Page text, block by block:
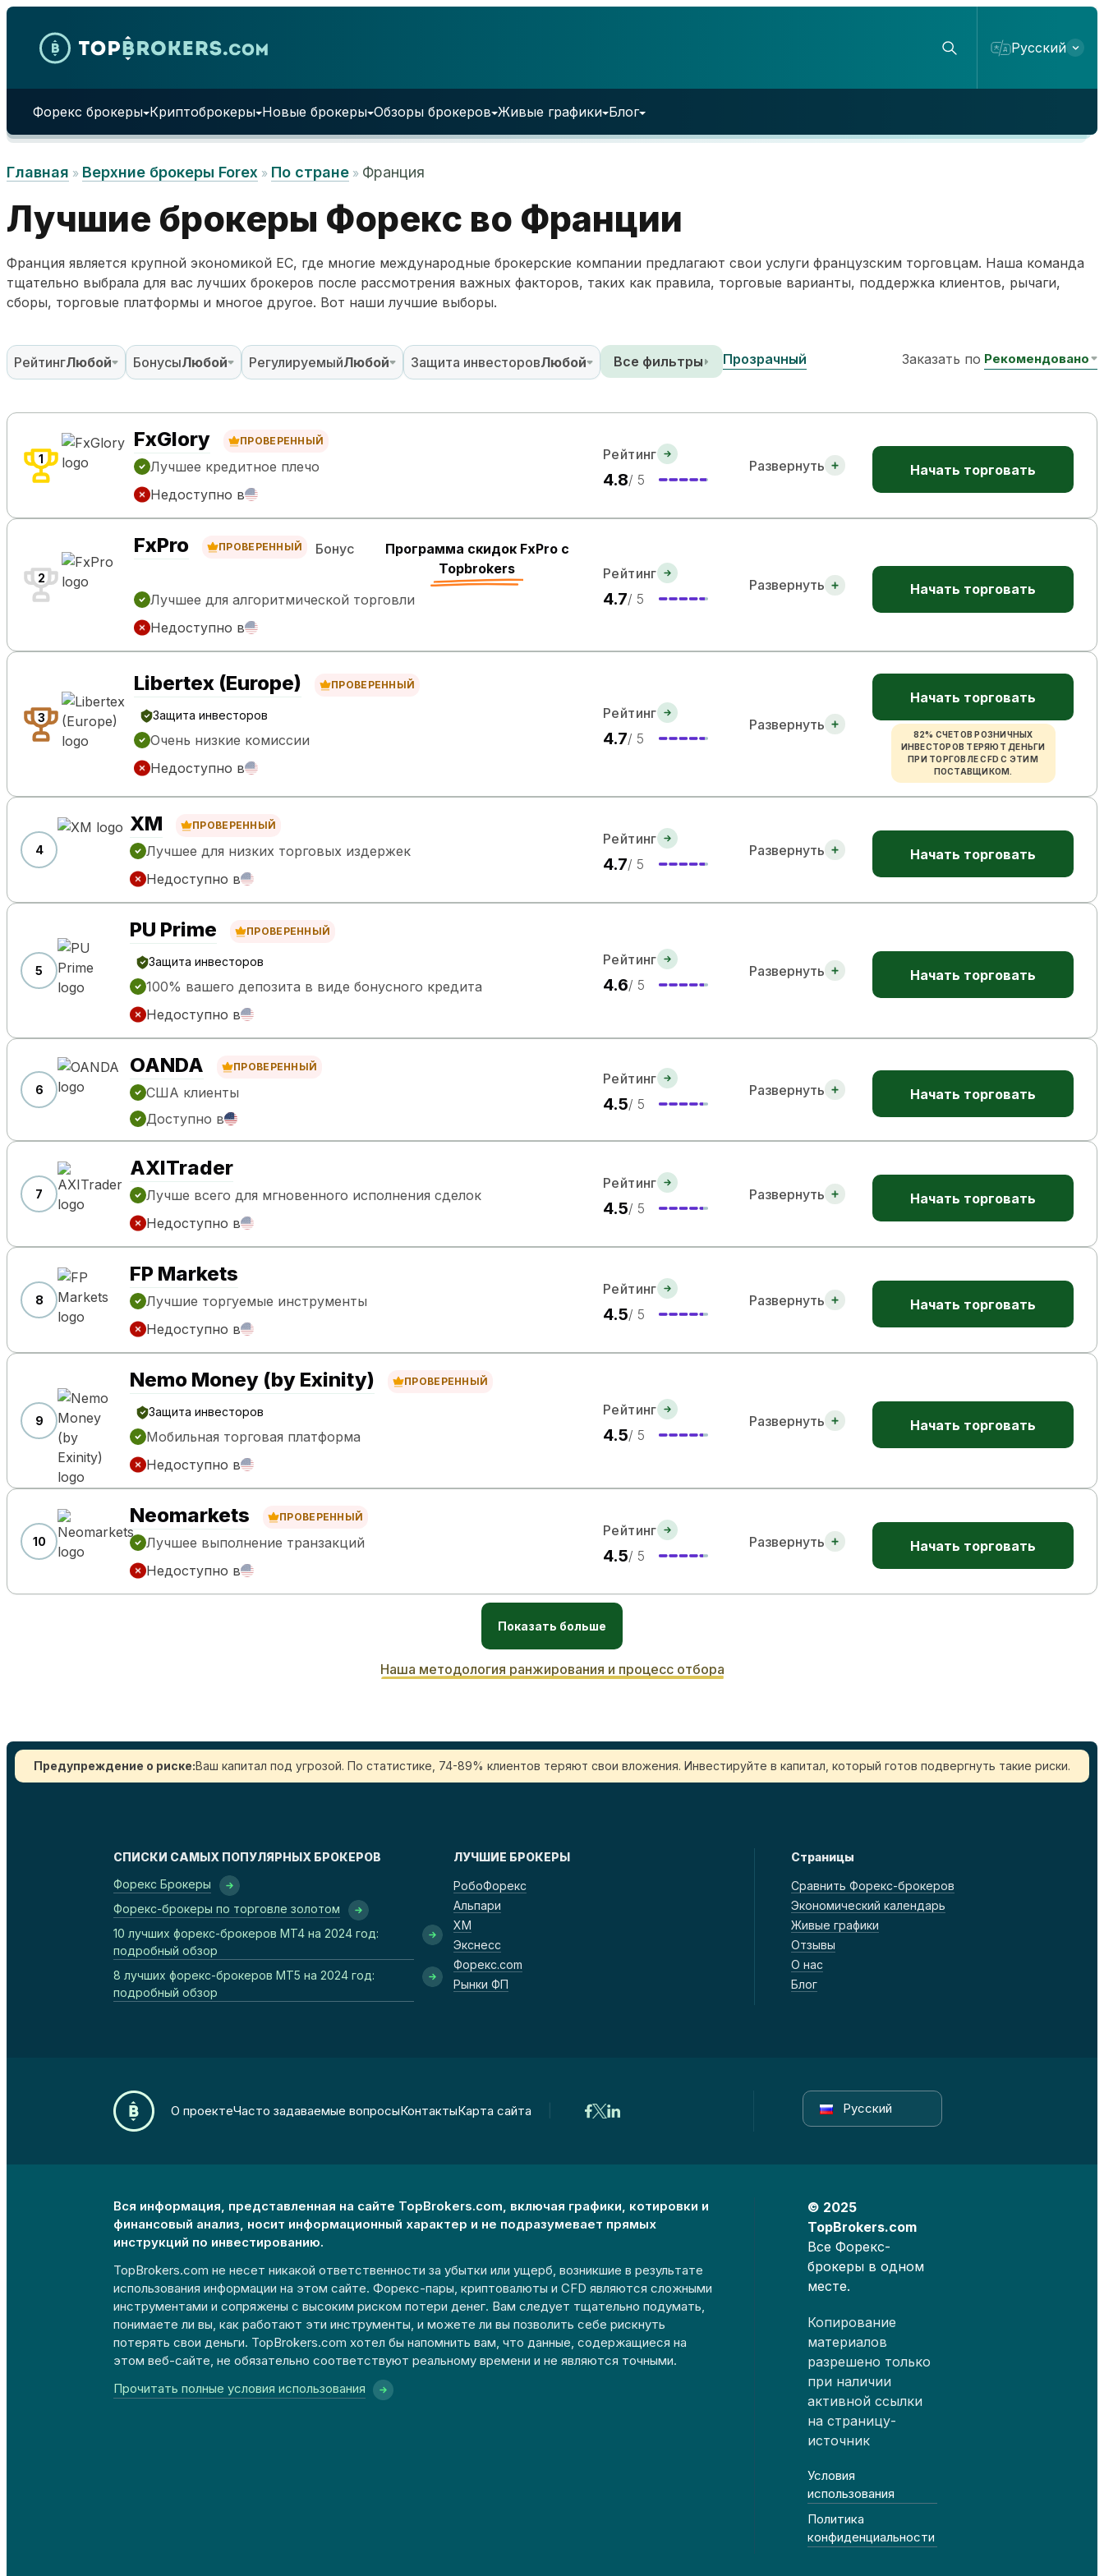
Skip to content
Русский
Форекс брокеры Криптоброкеры Новые брокеры Обзоры брокеров Живые графики Блог
Главная » Верхние брокеры Forex » По стране » Франция
Лучшие брокеры Форекс во Франции
Франция является крупной экономикой ЕС, где многие международные брокерские компании предлагают свои услуги французским торговцам. Наша команда
тщательно выбрала для вас лучших брокеров после рассмотрения важных факторов, таких как правила, торговые варианты, поддержка клиентов, рычаги,
сборы, торговые платформы и многое другое. Вот наши лучшие выборы.
РейтингЛюбой БонусыЛюбой РегулируемыйЛюбой Защита инвесторовЛюбой Все фильтры Прозрачный Заказать по
1
FxGlory ПРОВЕРЕННЫЙ
Лучшее кредитное плечо
Недоступно в
Рейтинг
4.8/ 5
Развернуть Начать торговать
2
FxPro ПРОВЕРЕННЫЙ Бонус
Программа скидок FxPro с
Topbrokers
Лучшее для алгоритмической торговли
Недоступно в
Рейтинг
4.7/ 5
Развернуть Начать торговать
3
Libertex (Europe) ПРОВЕРЕННЫЙ
Защита инвесторов
Очень низкие комиссии
Недоступно в
Рейтинг
4.7/ 5
Развернуть
Начать торговать
82% СЧЕТОВ РОЗНИЧНЫХ
ИНВЕСТОРОВ ТЕРЯЮТ ДЕНЬГИ
ПРИ ТОРГОВЛЕ CFD С ЭТИМ
ПОСТАВЩИКОМ.
4
XM ПРОВЕРЕННЫЙ
Лучшее для низких торговых издержек
Недоступно в
Рейтинг
4.7/ 5
Развернуть Начать торговать
5
PU Prime ПРОВЕРЕННЫЙ
Защита инвесторов
100% вашего депозита в виде бонусного кредита
Недоступно в
Рейтинг
4.6/ 5
Развернуть Начать торговать
6
OANDA ПРОВЕРЕННЫЙ
США клиенты
Доступно в
Рейтинг
4.5/ 5
Развернуть Начать торговать
7
AXITrader
Лучше всего для мгновенного исполнения сделок
Недоступно в
Рейтинг
4.5/ 5
Развернуть Начать торговать
8
FP Markets
Лучшие торгуемые инструменты
Недоступно в
Рейтинг
4.5/ 5
Развернуть Начать торговать
9
Nemo Money (by Exinity) ПРОВЕРЕННЫЙ
Защита инвесторов
Мобильная торговая платформа
Недоступно в
Рейтинг
4.5/ 5
Развернуть Начать торговать
10
Neomarkets ПРОВЕРЕННЫЙ
Лучшее выполнение транзакций
Недоступно в
Рейтинг
4.5/ 5
Развернуть Начать торговать
Показать больше
Наша методология ранжирования и процесс отбора
Предупреждение о риске:Ваш капитал под угрозой. По статистике, 74-89% клиентов теряют свои вложения. Инвестируйте в капитал, который готов подвергнуть такие риски.
СПИСКИ САМЫХ ПОПУЛЯРНЫХ БРОКЕРОВ
Форекс Брокеры
Форекс-брокеры по торговле золотом
10 лучших форекс-брокеров MT4 на 2024 год:
подробный обзор
8 лучших форекс-брокеров MT5 на 2024 год:
подробный обзор
ЛУЧШИЕ БРОКЕРЫ
РобоФорекс
Альпари
ХМ
Экснесс
Форекс.com
Рынки ФП
Страницы
Сравнить Форекс-брокеров
Экономический календарь
Живые графики
Отзывы
О нас
Блог
О проектеЧасто задаваемые вопросыКонтактыКарта сайта Русский
Вся информация, представленная на сайте TopBrokers.com, включая графики, котировки и
финансовый анализ, носит информационный характер и не подразумевает прямых
инструкций по инвестированию.
TopBrokers.com не несет никакой ответственности за убытки или ущерб, возникшие в результате
использования информации на этом сайте. Форекс-пары, криптовалюты и CFD являются сложными
инструментами и сопряжены с высоким риском потери денег. Вам следует тщательно подумать,
понимаете ли вы, как работают эти инструменты, и можете ли вы позволить себе рискнуть
потерять свои деньги. TopBrokers.com хотел бы напомнить вам, что данные, содержащиеся на
этом веб-сайте, не обязательно соответствуют реальному времени и не являются точными.
Прочитать полные условия использования
© 2025
TopBrokers.com
Все Форекс-
брокеры в одном
месте.
Копирование
материалов
разрешено только
при наличии
активной ссылки
на страницу-
источник
Условия
использования
Политика
конфиденциальности